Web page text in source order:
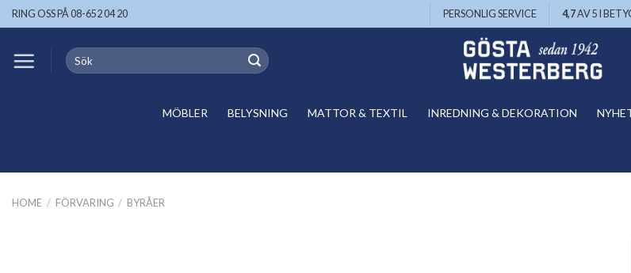
Skip
to
RING OSS PÅ 08-652 04 20 PERSONLIG SERVICE 4,7AV 5 I
Search
for:
MÖBLER BELYSNING MATTOR & TEXTIL INREDNING & DEKORATION
HOME / FÖRVARING / BYRÅER